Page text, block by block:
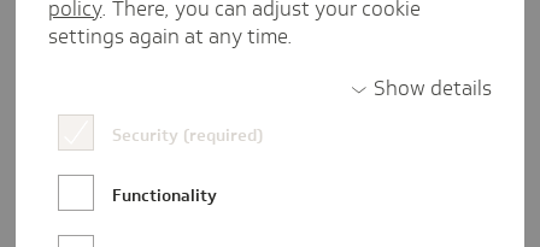
Ausbildung
Ausbildung mit Zukunft bei der
policy. There, you can adjust your cookie
settings again at any time.
Show details
Security (required)
Functionality